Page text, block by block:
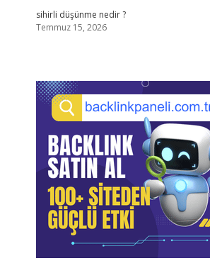
sihirli düşünme nedir ?
Temmuz 15, 2026